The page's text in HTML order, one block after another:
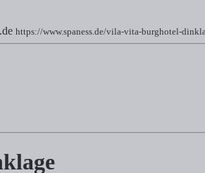
des WohlgefÃ¼hls und finden Sie die
https://www.spaness.de/vila-vita-burghotel-